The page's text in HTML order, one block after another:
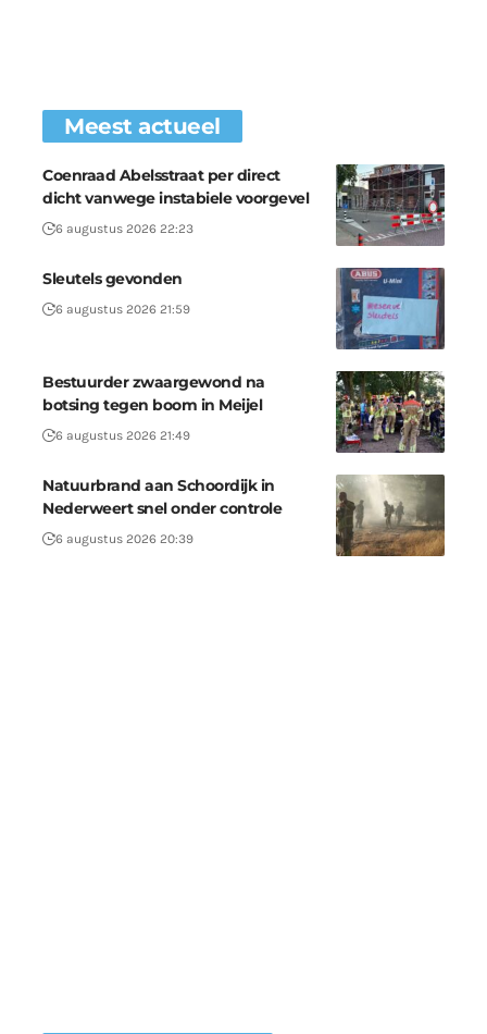
Meest actueel
Coenraad Abelsstraat per direct
dicht vanwege instabiele voorgevel
6 augustus 2026 22:23
Sleutels gevonden
6 augustus 2026 21:59
Bestuurder zwaargewond na
botsing tegen boom in Meijel
6 augustus 2026 21:49
Natuurbrand aan Schoordijk in
Nederweert snel onder controle
6 augustus 2026 20:39